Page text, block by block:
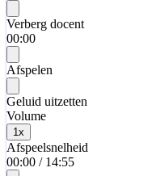
Verberg docent
00:00
Afspelen
Geluid uitzetten
Volume
1 x
Afspeelsnelheid
00:00 / 14:55